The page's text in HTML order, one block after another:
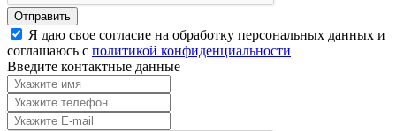
Я даю свое согласие на обработку персональных данных и
соглашаюсь с политикой конфиденциальности
Введите контактные данные